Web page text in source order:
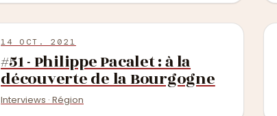
14 OCT. 2021
#51 - Philippe Pacalet : à la
découverte de la Bourgogne
Interviews · Région